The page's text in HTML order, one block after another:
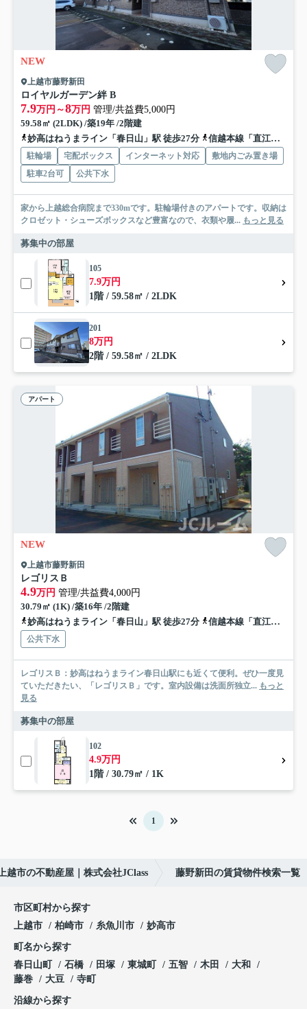
NEW
上越市藤野新田
ロイヤルガーデン絆 B
7.9万円～8万円 管理/共益費5,000円
59.58㎡ (2LDK) /築19年 /2階建
妙高はねうまライン「春日山」駅 徒歩27分
信越本線「直江津」駅 徒歩50分
駐輪場 宅配ボックス インターネット対応
敷地内ごみ置き場
駐車2台可
公共下水
家から上越総合病院まで330mです。駐輪場付きのアパートです。収納は
クロゼット・シューズボックスなど豊富なので、衣類や履... もっと見る
募集中の部屋
105
7.9万円
1階 / 59.58㎡ / 2LDK
201
8万円
2階 / 59.58㎡ / 2LDK
アパート
NEW
上越市藤野新田
レゴリスＢ
4.9万円 管理/共益費4,000円
30.79㎡ (1K) /築16年 /2階建
妙高はねうまライン「春日山」駅 徒歩27分
信越本線「直江津」駅 徒歩47分
公共下水
レゴリスＢ：妙高はねうまライン春日山駅にも近くて便利。ぜひ一度見
ていただきたい、「レゴリスＢ」です。室内設備は洗面所独立... もっと
見る
募集中の部屋
102
4.9万円
1階 / 30.79㎡ / 1K
1
越市の不動産屋｜株式会社JClass 藤野新田の賃貸物件検索一覧
市区町村から探す
上越市
柏崎市 糸魚川市 妙高市
町名から探す
春日山町
石橋 田塚 東城町 五智 木田
大和
藤巻
大豆 寺町
沿線から探す